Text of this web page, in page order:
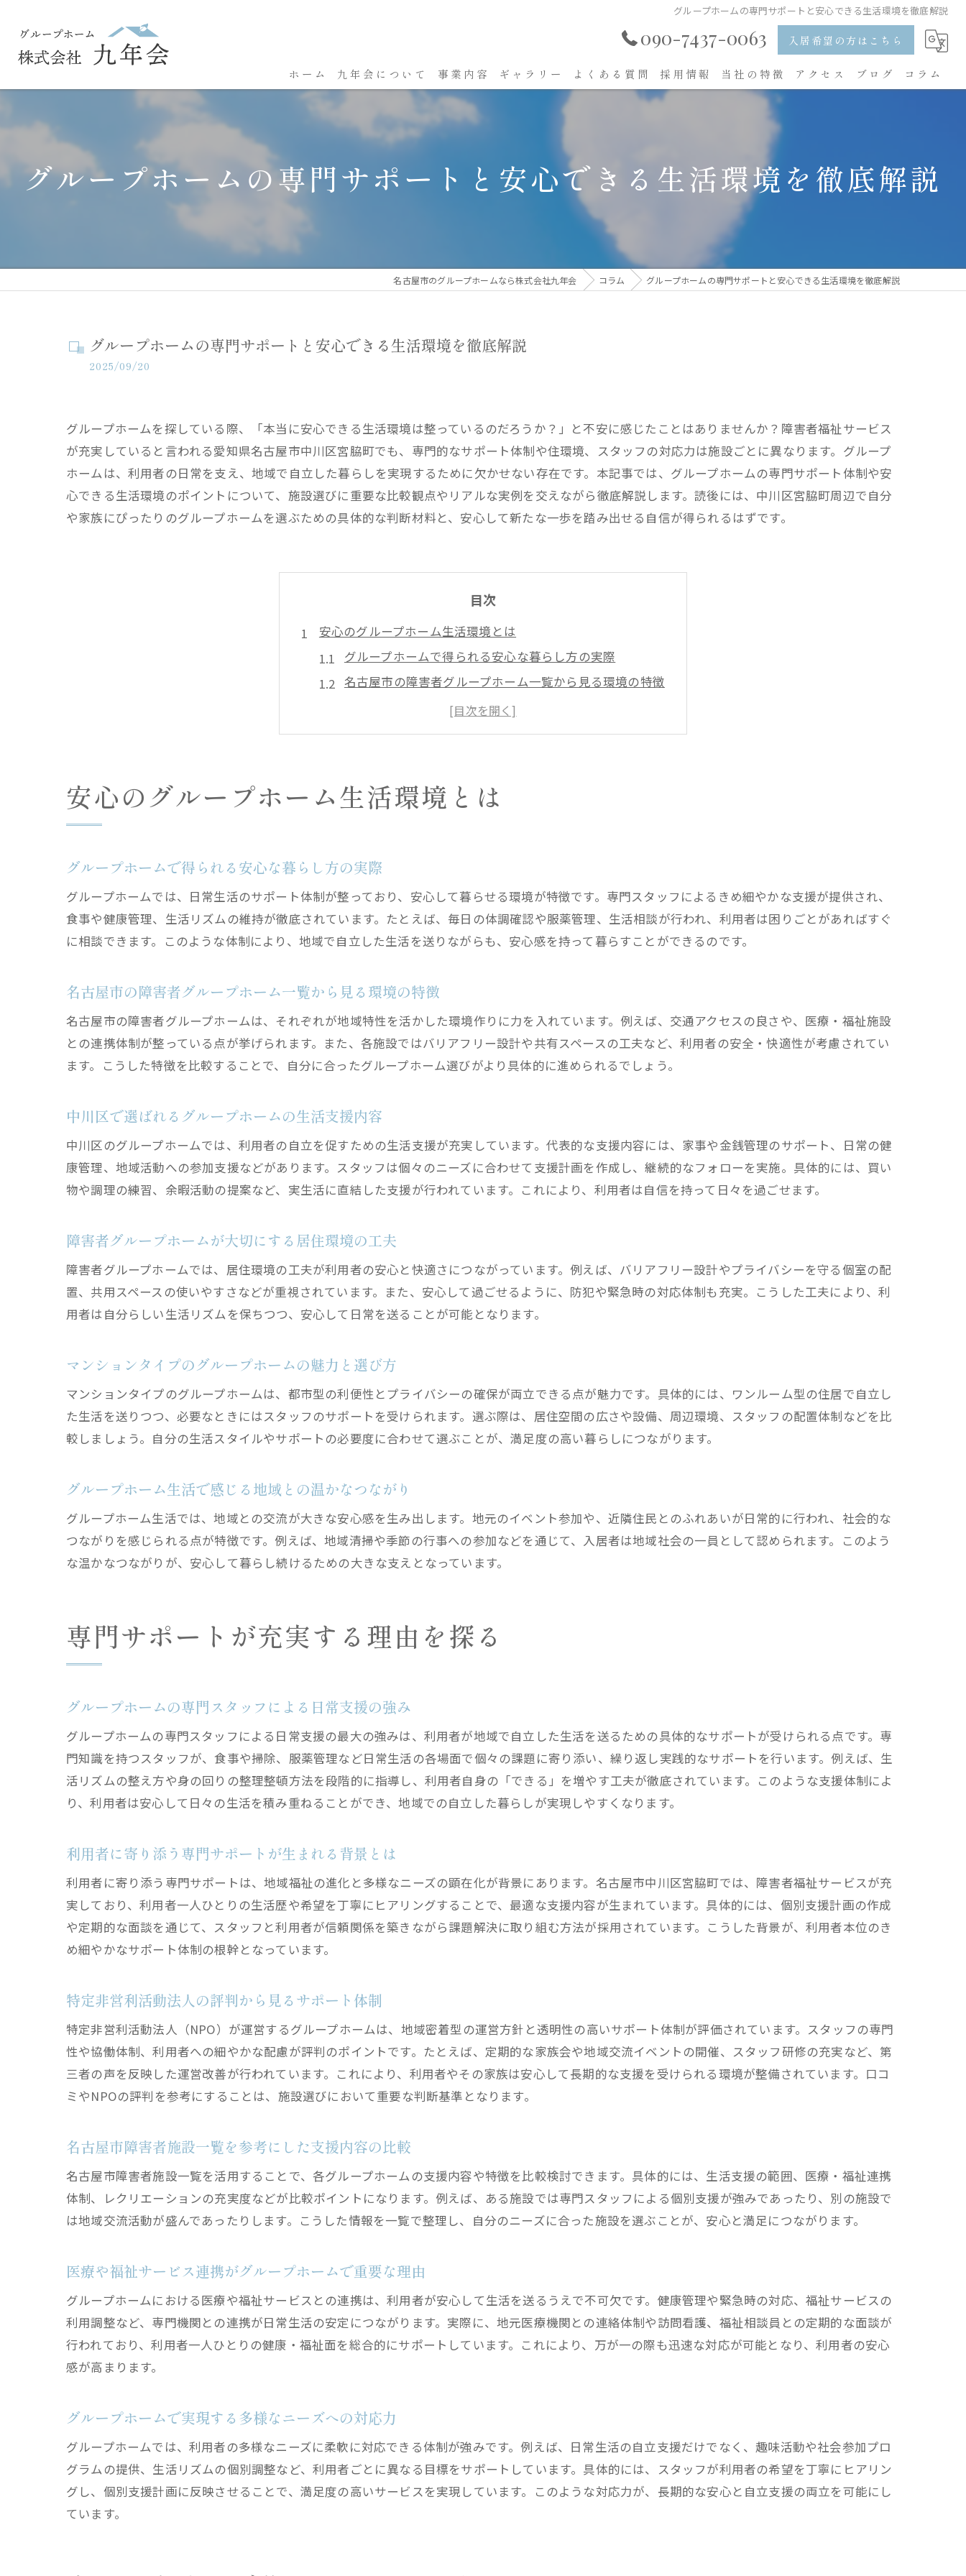
グループホームの専門サポートと安心できる生活環境を徹底解説
090-7437-0063 入居希望の方はこちら
ホーム 九年会について 事業内容 ギャラリー よくある質問 採用情報 当社の特徴
レクリエーション
求人
内職
看護
アクセス ブログ コラム
グループホームの専門サポートと安心できる生活環境を徹底解説
名古屋市のグループホームなら株式会社九年会 コラム グループホームの専門サポートと安心できる生活環境を徹底解説
グループホームの専門サポートと安心できる生活環境を徹底解説
2025/09/20
グループホームを探している際、「本当に安心できる生活環境は整っているのだろうか？」と不安に感じたことはありませんか？障害者福祉サービス
が充実していると言われる愛知県名古屋市中川区宮脇町でも、専門的なサポート体制や住環境、スタッフの対応力は施設ごとに異なります。グループ
ホームは、利用者の日常を支え、地域で自立した暮らしを実現するために欠かせない存在です。本記事では、グループホームの専門サポート体制や安
心できる生活環境のポイントについて、施設選びに重要な比較観点やリアルな実例を交えながら徹底解説します。読後には、中川区宮脇町周辺で自分
や家族にぴったりのグループホームを選ぶための具体的な判断材料と、安心して新たな一歩を踏み出せる自信が得られるはずです。
目次
安心のグループホーム生活環境とは
グループホームで得られる安心な暮らし方の実際
名古屋市の障害者グループホーム一覧から見る環境の特徴
中川区で選ばれるグループホームの生活支援内容
障害者グループホームが大切にする居住環境の工夫
グループホーム生活で感じる地域との温かなつながり
専門サポートが充実する理由を探る
利用者に寄り添う専門サポートが生まれる背景とは
名古屋市障害者施設一覧を参考にした支援内容の比較
医療や福祉サービス連携がグループホームで重要な理由
中川区宮脇町で暮らしやすさを感じる瞬間
ワンルーム型グループホームの利便性と安心感
地域住民との交流がもたらす暮らしやすさの実感
名古屋市中川区の障害者グループホームの魅力
自立支援に強いグループホームの魅力
グループホームが実践する自立支援の具体的な方法
就労支援との連携が利用者の自立を後押しする理由
マンションタイプグループホームでの自立生活体験
日常生活で自信を持てるサポート体制の特徴
グループホームを活用した自立へのステップ
グループホーム選びで重視すべき支援体制の確認法
障害者グループホーム一覧から比較するポイント
評判や口コミを活かした選び方のコツ
ワンルーム型やマンションタイプの特徴を比較検討
利用前に知っておきたい見学と相談のポイント
利用者目線で考える快適な日常サポート
グループホーム利用者が安心できる支援内容
障害者グループホームでの個別対応の実例紹介
グループホームで実現する自己決定の重要性
グループホームで受けられる生活支援の多様性
中川区の障害者グループホームが担う役割とは
専門スタッフによる継続的なサポート体制
障害者グループホーム独自の支援プログラム
名古屋市障害者施設一覧から学ぶ支援の特色
安心して新生活を始めるための判断ポイント
グループホーム選択時に押さえるべき基準
障害者グループホームの見学で確認したい点
中川区地域で利用しやすい支援や制度の活用法
利用者の体験談から学ぶ理想のグループホーム像
安心のグループホーム生活環境とは
グループホームで得られる安心な暮らし方の実際
グループホームでは、日常生活のサポート体制が整っており、安心して暮らせる環境が特徴です。専門スタッフによるきめ細やかな支援が提供され、
食事や健康管理、生活リズムの維持が徹底されています。たとえば、毎日の体調確認や服薬管理、生活相談が行われ、利用者は困りごとがあればすぐ
に相談できます。このような体制により、地域で自立した生活を送りながらも、安心感を持って暮らすことができるのです。
名古屋市の障害者グループホーム一覧から見る環境の特徴
名古屋市の障害者グループホームは、それぞれが地域特性を活かした環境作りに力を入れています。例えば、交通アクセスの良さや、医療・福祉施設
との連携体制が整っている点が挙げられます。また、各施設ではバリアフリー設計や共有スペースの工夫など、利用者の安全・快適性が考慮されてい
ます。こうした特徴を比較することで、自分に合ったグループホーム選びがより具体的に進められるでしょう。
中川区で選ばれるグループホームの生活支援内容
中川区のグループホームでは、利用者の自立を促すための生活支援が充実しています。代表的な支援内容には、家事や金銭管理のサポート、日常の健
康管理、地域活動への参加支援などがあります。スタッフは個々のニーズに合わせて支援計画を作成し、継続的なフォローを実施。具体的には、買い
物や調理の練習、余暇活動の提案など、実生活に直結した支援が行われています。これにより、利用者は自信を持って日々を過ごせます。
障害者グループホームが大切にする居住環境の工夫
障害者グループホームでは、居住環境の工夫が利用者の安心と快適さにつながっています。例えば、バリアフリー設計やプライバシーを守る個室の配
置、共用スペースの使いやすさなどが重視されています。また、安心して過ごせるように、防犯や緊急時の対応体制も充実。こうした工夫により、利
用者は自分らしい生活リズムを保ちつつ、安心して日常を送ることが可能となります。
マンションタイプのグループホームの魅力と選び方
マンションタイプのグループホームは、都市型の利便性とプライバシーの確保が両立できる点が魅力です。具体的には、ワンルーム型の住居で自立し
た生活を送りつつ、必要なときにはスタッフのサポートを受けられます。選ぶ際は、居住空間の広さや設備、周辺環境、スタッフの配置体制などを比
較しましょう。自分の生活スタイルやサポートの必要度に合わせて選ぶことが、満足度の高い暮らしにつながります。
グループホーム生活で感じる地域との温かなつながり
グループホーム生活では、地域との交流が大きな安心感を生み出します。地元のイベント参加や、近隣住民とのふれあいが日常的に行われ、社会的な
つながりを感じられる点が特徴です。例えば、地域清掃や季節の行事への参加などを通じて、入居者は地域社会の一員として認められます。このよう
な温かなつながりが、安心して暮らし続けるための大きな支えとなっています。
専門サポートが充実する理由を探る
グループホームの専門スタッフによる日常支援の強み
グループホームの専門スタッフによる日常支援の最大の強みは、利用者が地域で自立した生活を送るための具体的なサポートが受けられる点です。専
門知識を持つスタッフが、食事や掃除、服薬管理など日常生活の各場面で個々の課題に寄り添い、繰り返し実践的なサポートを行います。例えば、生
活リズムの整え方や身の回りの整理整頓方法を段階的に指導し、利用者自身の「できる」を増やす工夫が徹底されています。このような支援体制によ
り、利用者は安心して日々の生活を積み重ねることができ、地域での自立した暮らしが実現しやすくなります。
利用者に寄り添う専門サポートが生まれる背景とは
利用者に寄り添う専門サポートは、地域福祉の進化と多様なニーズの顕在化が背景にあります。名古屋市中川区宮脇町では、障害者福祉サービスが充
実しており、利用者一人ひとりの生活歴や希望を丁寧にヒアリングすることで、最適な支援内容が生まれています。具体的には、個別支援計画の作成
や定期的な面談を通じて、スタッフと利用者が信頼関係を築きながら課題解決に取り組む方法が採用されています。こうした背景が、利用者本位のき
め細やかなサポート体制の根幹となっています。
特定非営利活動法人の評判から見るサポート体制
特定非営利活動法人（NPO）が運営するグループホームは、地域密着型の運営方針と透明性の高いサポート体制が評価されています。スタッフの専門
性や協働体制、利用者への細やかな配慮が評判のポイントです。たとえば、定期的な家族会や地域交流イベントの開催、スタッフ研修の充実など、第
三者の声を反映した運営改善が行われています。これにより、利用者やその家族は安心して長期的な支援を受けられる環境が整備されています。口コ
ミやNPOの評判を参考にすることは、施設選びにおいて重要な判断基準となります。
名古屋市障害者施設一覧を参考にした支援内容の比較
名古屋市障害者施設一覧を活用することで、各グループホームの支援内容や特徴を比較検討できます。具体的には、生活支援の範囲、医療・福祉連携
体制、レクリエーションの充実度などが比較ポイントになります。例えば、ある施設では専門スタッフによる個別支援が強みであったり、別の施設で
は地域交流活動が盛んであったりします。こうした情報を一覧で整理し、自分のニーズに合った施設を選ぶことが、安心と満足につながります。
医療や福祉サービス連携がグループホームで重要な理由
グループホームにおける医療や福祉サービスとの連携は、利用者が安心して生活を送るうえで不可欠です。健康管理や緊急時の対応、福祉サービスの
利用調整など、専門機関との連携が日常生活の安定につながります。実際に、地元医療機関との連絡体制や訪問看護、福祉相談員との定期的な面談が
行われており、利用者一人ひとりの健康・福祉面を総合的にサポートしています。これにより、万が一の際も迅速な対応が可能となり、利用者の安心
感が高まります。
グループホームで実現する多様なニーズへの対応力
グループホームでは、利用者の多様なニーズに柔軟に対応できる体制が強みです。例えば、日常生活の自立支援だけでなく、趣味活動や社会参加プロ
グラムの提供、生活リズムの個別調整など、利用者ごとに異なる目標をサポートしています。具体的には、スタッフが利用者の希望を丁寧にヒアリン
グし、個別支援計画に反映させることで、満足度の高いサービスを実現しています。このような対応力が、長期的な安心と自立支援の両立を可能にし
ています。